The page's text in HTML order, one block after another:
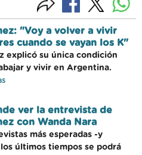
"Voy a volver a vivir
cuando se vayan los K"
explicó su única condición
y vivir en Argentina.
ver la entrevista de
con Wanda Nara
más esperadas -y
últimos tiempos se podrá